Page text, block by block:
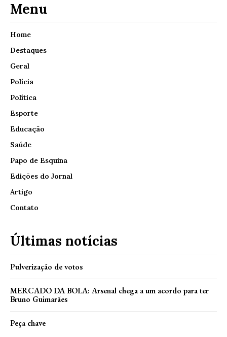
Menu
Home
Destaques
Geral
Polícia
Política
Esporte
Educação
Saúde
Papo de Esquina
Edições do Jornal
Artigo
Contato
Últimas notícias
Pulverização de votos
MERCADO DA BOLA: Arsenal chega a um acordo para ter
Bruno Guimarães
Peça chave